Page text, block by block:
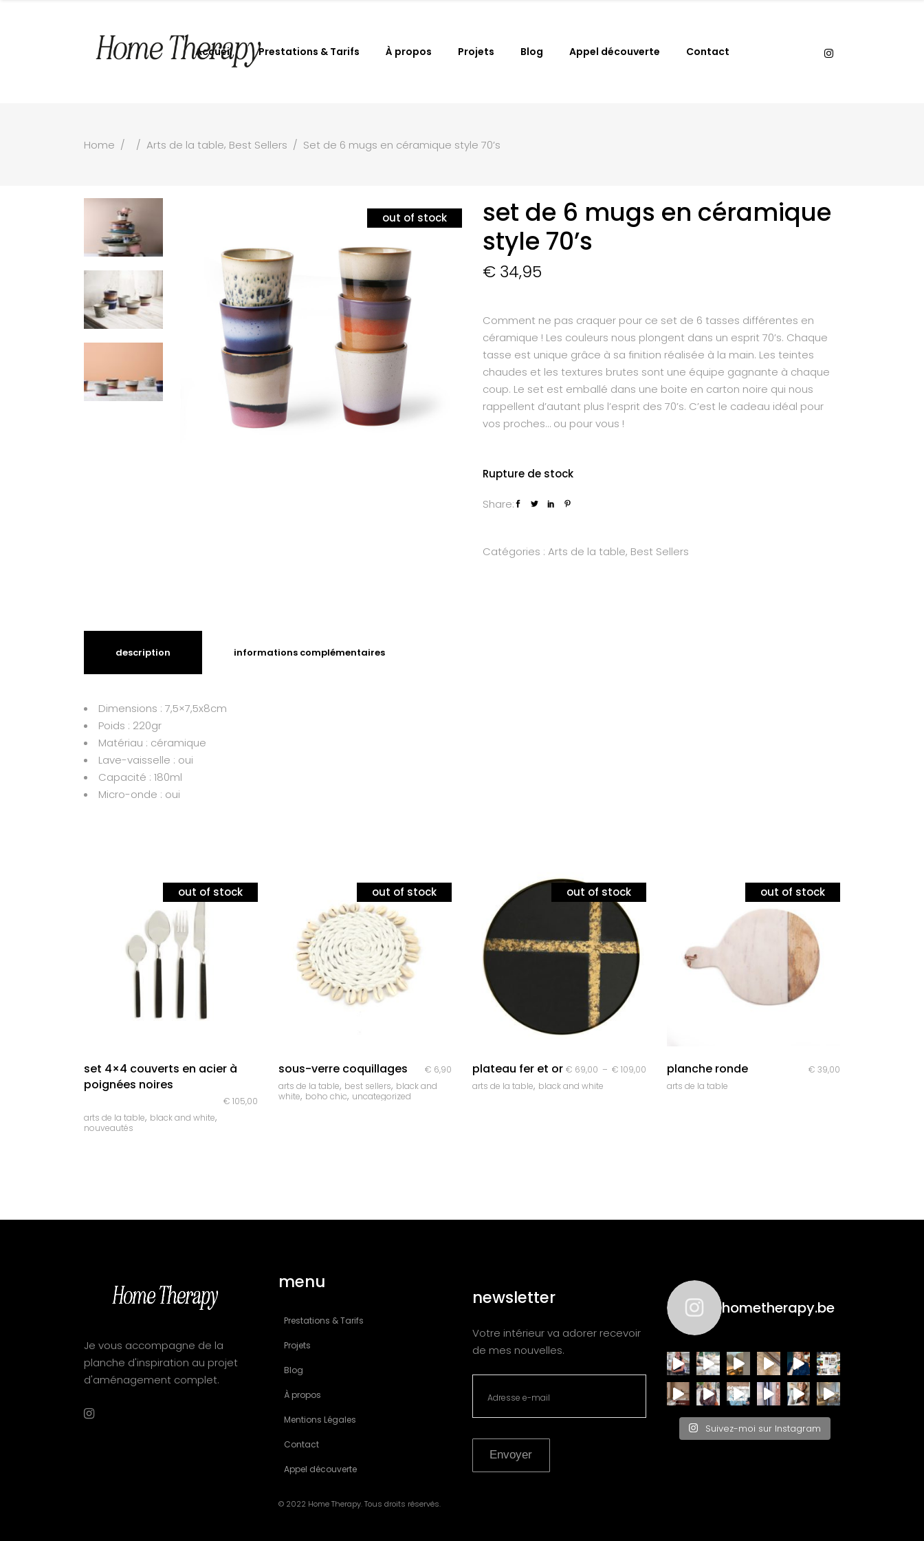
Accueil Prestations & Tarifs À propos Projets Blog Appel découverte Contact
Home / / Arts de la table, Best Sellers / Set de 6 mugs en céramique style 70’s
out of stock
set de 6 mugs en céramique
style 70’s
€ 34,95
Comment ne pas craquer pour ce set de 6 tasses différentes en
céramique ! Les couleurs nous plongent dans un esprit 70’s. Chaque
tasse est unique grâce à sa finition réalisée à la main. Les teintes
chaudes et les textures brutes sont une équipe gagnante à chaque
coup. Le set est emballé dans une boite en carton noire qui nous
rappellent d’autant plus l’esprit des 70’s. C’est le cadeau idéal pour
vos proches… ou pour vous !
Rupture de stock
Share:
Catégories : Arts de la table, Best Sellers
description informations complémentaires
Dimensions : 7,5×7,5x8cm
Poids : 220gr
Matériau : céramique
Lave-vaisselle : oui
Capacité : 180ml
Micro-onde : oui
out of stock
set 4×4 couverts en acier à
poignées noires
€ 105,00
arts de la table, black and white,
nouveautés
out of stock
sous-verre coquillages € 6,90
arts de la table, best sellers, black and
white, boho chic, uncategorized
out of stock
plateau fer et or € 69,00 – € 109,00Plage
arts de la table, black and white
out of stock
planche ronde € 39,00
arts de la table
Je vous accompagne de la
planche d'inspiration au projet
d'aménagement complet.
menu
Prestations & Tarifs
Projets
Blog
À propos
Mentions Légales
Contact
Appel découverte
© 2022 Home Therapy. Tous droits réservés.
newsletter
Votre intérieur va adorer recevoir
de mes nouvelles.
Envoyer
hometherapy.be
Suivez-moi sur Instagram